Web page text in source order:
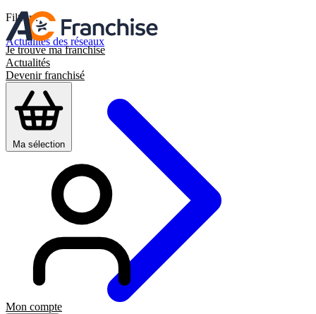
Je trouve ma franchise
Actualités
Devenir franchisé
Ma sélection
Mon compte
Filtrer :
Actualités des réseaux